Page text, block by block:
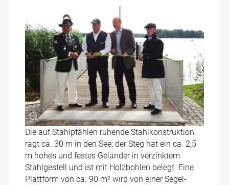
Die auf Stahlpfählen ruhende Stahlkonstruktion
ragt ca. 30 m in den See; der Steg hat ein ca. 2,5
m hohes und festes Geländer in verzinktem
Stahlgestell und ist mit Holzbohlen belegt. Eine
Plattform von ca. 90 m² wird von einer Segel-